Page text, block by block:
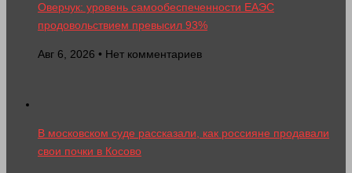
Оверчук: уровень самообеспеченности ЕАЭС
продовольствием превысил 93%
Авг 6, 2026 • Нет комментариев
В московском суде рассказали, как россияне продавали
свои почки в Косово